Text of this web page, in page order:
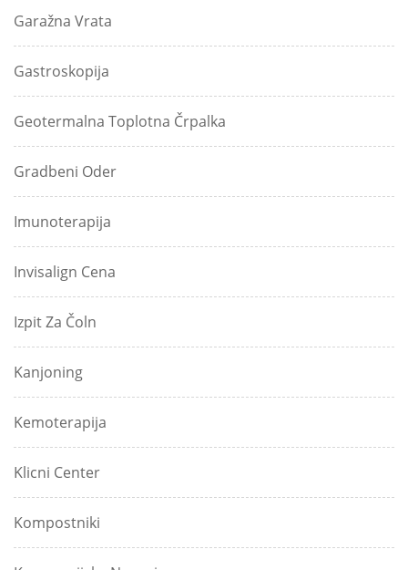
Garažna Vrata
Gastroskopija
Geotermalna Toplotna Črpalka
Gradbeni Oder
Imunoterapija
Invisalign Cena
Izpit Za Čoln
Kanjoning
Kemoterapija
Klicni Center
Kompostniki